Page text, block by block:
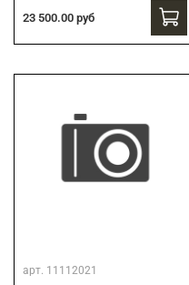
23 500.00 руб
арт. 11112021